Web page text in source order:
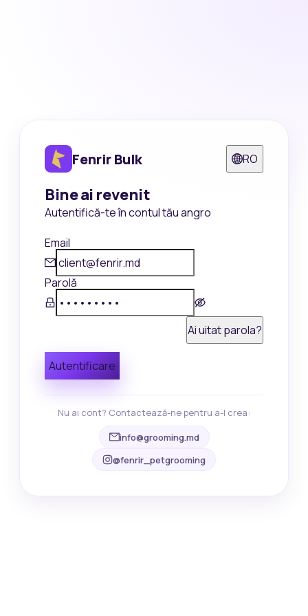
Fenrir Bulk RO
Bine ai revenit
Autentifică-te în contul tău angro
Email
Parolă
Ai uitat parola?
Autentificare
Nu ai cont? Contactează-ne pentru a-l crea:
info@grooming.md
@fenrir_petgrooming